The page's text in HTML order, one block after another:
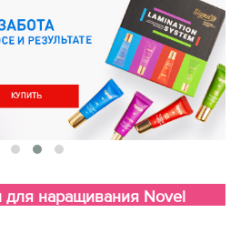
наращивания Novel